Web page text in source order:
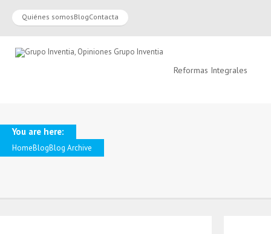
Quiénes somosBlogContacta
Reformas Integrales
You are here:
HomeBlogBlog Archive